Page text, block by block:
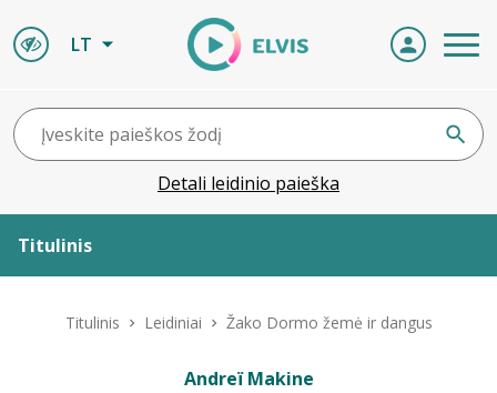
LT
Detali leidinio paieška
Titulinis
Titulinis Leidiniai Žako Dormo žemė ir dangus
Andreï Makine